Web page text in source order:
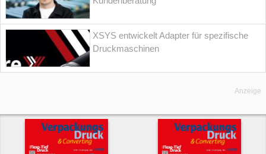
XSYS entwickelt Adapter für spezifische
Druckmaschinen
Anzeige